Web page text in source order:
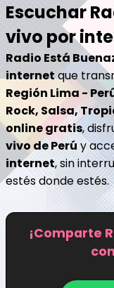
Escuchar
vivo por
Radio Está
internetque
Región Lima -
Rock, Salsa,
online gratis,
vivo de Perú y
internet, sin
estés donde estés.
¡Comparte